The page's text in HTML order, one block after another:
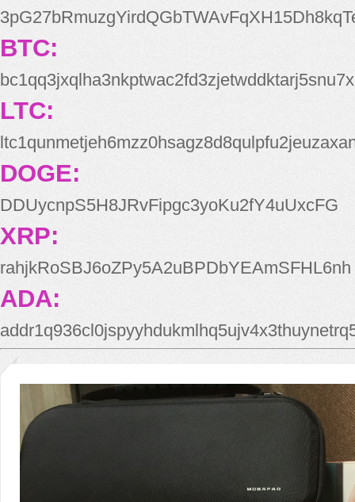
BTC:
bc1qq3jxqlha3nkptwac2fd3zjetwddktarj5snu7x
LTC:
DOGE:
DDUycnpS5H8JRvFipgc3yoKu2fY4uUxcFG
XRP:
rahjkRoSBJ6oZPy5A2uBPDbYEAmSFHL6nh
ADA: